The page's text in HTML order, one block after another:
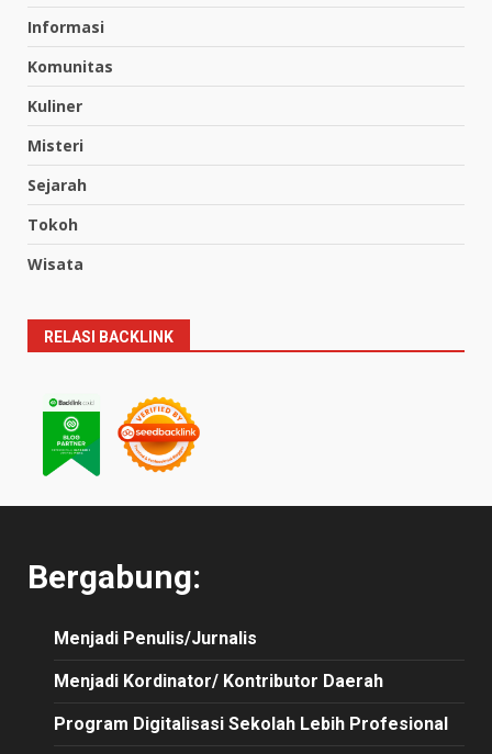
Informasi
Komunitas
Kuliner
Misteri
Sejarah
Tokoh
Wisata
RELASI BACKLINK
Bergabung:
Menjadi Penulis/Jurnalis
Menjadi Kordinator/ Kontributor Daerah
Program Digitalisasi Sekolah Lebih Profesional